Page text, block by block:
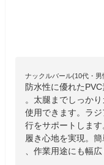
ナックルバール(10代・男
防水性に優れた
。太腿までしっか
使用できます。ラ
行をサポートしま
履き心地を実現。
、作業用途にも幅